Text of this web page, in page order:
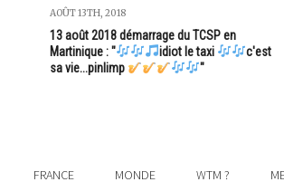
AOÛT 13TH, 2018
13 août 2018 démarrage du TCSP en
Martinique : "
idiot le taxi
c'est
sa vie...pinlimp
"
FRANCE MONDE WTM ?